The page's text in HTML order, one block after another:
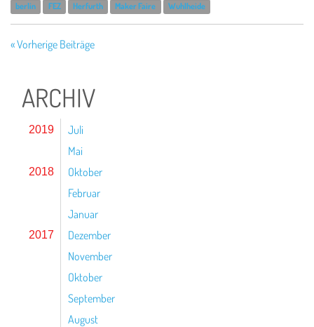
berlin FEZ Herfurth Maker Faire Wuhlheide
« Vorherige Beiträge
ARCHIV
2019
Juli
Mai
2018
Oktober
Februar
Januar
2017
Dezember
November
Oktober
September
August